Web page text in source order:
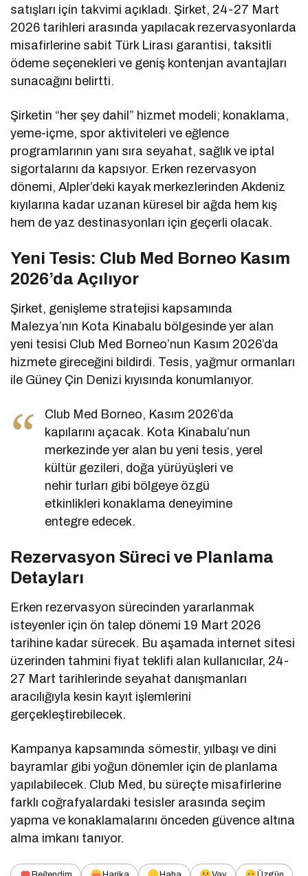
satışları için takvimi açıkladı. Şirket, 24-27 Mart
2026 tarihleri arasında yapılacak rezervasyonlarda
misafirlerine sabit Türk Lirası garantisi, taksitli
ödeme seçenekleri ve geniş kontenjan avantajları
sunacağını belirtti.
Şirketin “her şey dahil” hizmet modeli; konaklama,
yeme-içme, spor aktiviteleri ve eğlence
programlarının yanı sıra seyahat, sağlık ve iptal
sigortalarını da kapsıyor. Erken rezervasyon
dönemi, Alpler’deki kayak merkezlerinden Akdeniz
kıyılarına kadar uzanan küresel bir ağda hem kış
hem de yaz destinasyonları için geçerli olacak.
Yeni Tesis: Club Med Borneo Kasım
2026’da Açılıyor
Şirket, genişleme stratejisi kapsamında
Malezya’nın Kota Kinabalu bölgesinde yer alan
yeni tesisi Club Med Borneo’nun Kasım 2026’da
hizmete gireceğini bildirdi. Tesis, yağmur ormanları
ile Güney Çin Denizi kıyısında konumlanıyor.
Club Med Borneo, Kasım 2026’da
kapılarını açacak. Kota Kinabalu’nun
merkezinde yer alan bu yeni tesis, yerel
kültür gezileri, doğa yürüyüşleri ve
nehir turları gibi bölgeye özgü
etkinlikleri konaklama deneyimine
entegre edecek.
Rezervasyon Süreci ve Planlama
Detayları
Erken rezervasyon sürecinden yararlanmak
isteyenler için ön talep dönemi 19 Mart 2026
tarihine kadar sürecek. Bu aşamada internet sitesi
üzerinden tahmini fiyat teklifi alan kullanıcılar, 24-
27 Mart tarihlerinde seyahat danışmanları
aracılığıyla kesin kayıt işlemlerini
gerçekleştirebilecek.
Kampanya kapsamında sömestir, yılbaşı ve dini
bayramlar gibi yoğun dönemler için de planlama
yapılabilecek. Club Med, bu süreçte misafirlerine
farklı coğrafyalardaki tesisler arasında seçim
yapma ve konaklamalarını önceden güvence altına
alma imkanı tanıyor.